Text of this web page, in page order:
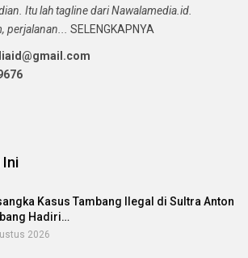
Itu lah tagline dari Nawalamedia.id.
perjalanan...
SELENGKAPNYA
Ini
Kasus Tambang Ilegal di Sultra Anton
Hadiri…
2026